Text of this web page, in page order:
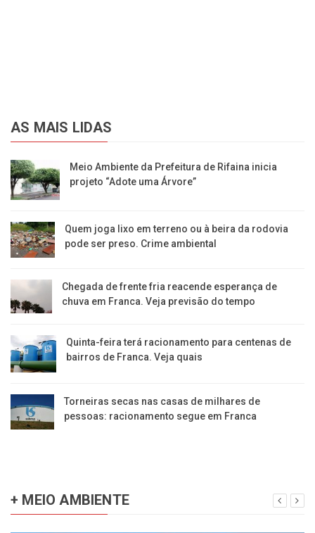
AS MAIS LIDAS
​Meio Ambiente da Prefeitura de Rifaina inicia
projeto “Adote uma Árvore”
​Quem joga lixo em terreno ou à beira da rodovia
pode ser preso. Crime ambiental
Chegada de frente fria reacende esperança de
chuva em Franca. Veja previsão do tempo
Quinta-feira terá racionamento para centenas de
bairros de Franca. Veja quais
Torneiras secas nas casas de milhares de
pessoas: racionamento segue em Franca
+ MEIO AMBIENTE